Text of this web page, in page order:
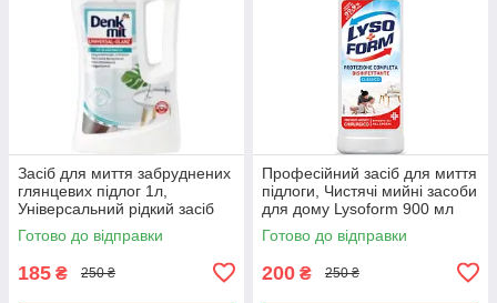
Засіб для миття забруднених
глянцевих підлог 1л,
Універсальний рідкий засіб
для підлоги Denkmit
Готово до відправки
185 ₴ 250 ₴
Професійний засіб для миття
підлоги, Чистячі мийні засоби
для дому Lysoform 900 мл
Готово до відправки
200 ₴ 250 ₴